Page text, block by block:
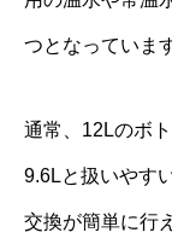
つとなっていま
通常、12Lのボ
9.6Lと扱いやす
交換が簡単に行